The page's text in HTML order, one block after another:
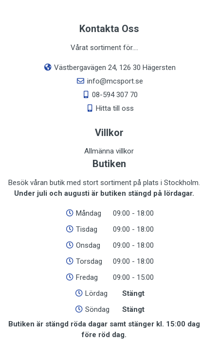
Kontakta Oss
Vårat sortiment för....
Västbergavägen 24, 126 30 Hägersten
info@mcsport.se
08-594 307 70
Hitta till oss
Villkor
Allmänna villkor
Butiken
Besök våran butik med stort sortiment på plats i Stockholm.
Under juli och augusti är butiken stängd på lördagar.
Måndag
09:00 - 18:00
Tisdag
09:00 - 18:00
Onsdag
09:00 - 18:00
Torsdag
09:00 - 18:00
Fredag
09:00 - 15:00
Lördag
Stängt
Söndag
Stängt
Butiken är stängd röda dagar samt stänger kl. 15:00 dag
före röd dag.